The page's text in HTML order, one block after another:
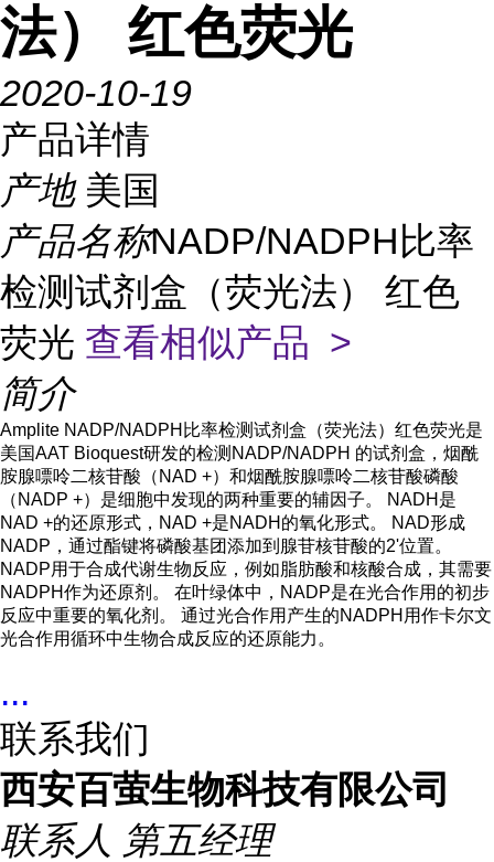
法） 红色荧光
2020-10-19
产品详情
产地 美国
产品名称NADP/NADPH比率
检测试剂盒（荧光法） 红色
荧光 查看相似产品 >
简介
Amplite NADP/NADPH比率检测试剂盒（荧光法）红色荧光是
美国AAT Bioquest研发的检测NADP/NADPH 的试剂盒，烟酰
胺腺嘌呤二核苷酸（NAD +）和烟酰胺腺嘌呤二核苷酸磷酸
（NADP +）是细胞中发现的两种重要的辅因子。 NADH是
NAD +的还原形式，NAD +是NADH的氧化形式。 NAD形成
NADP，通过酯键将磷酸基团添加到腺苷核苷酸的2'位置。
NADP用于合成代谢生物反应，例如脂肪酸和核酸合成，其需要
NADPH作为还原剂。 在叶绿体中，NADP是在光合作用的初步
反应中重要的氧化剂。 通过光合作用产生的NADPH用作卡尔文
光合作用循环中生物合成反应的还原能力。
...
联系我们
西安百萤生物科技有限公司
联系人 第五经理